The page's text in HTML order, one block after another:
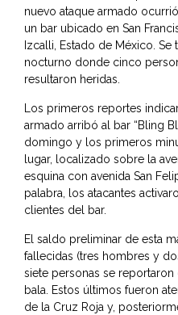
nuevo ataque armado
un bar ubicado en San
Izcalli, Estado de México. Se
nocturno donde cinco
resultaron heridas.
Los primeros reportes
armado arribó al bar “Bling
domingo y los primeros
lugar, localizado sobre la
esquina con avenida San
palabra, los atacantes
clientes del bar.
El saldo preliminar de esta
fallecidas (tres hombres y
siete personas se
bala. Estos últimos fueron
de la Cruz Roja y,